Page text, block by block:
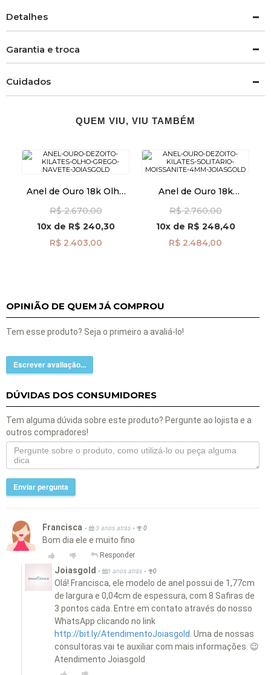
Detalhes
Garantia e troca
Cuidados
QUEM VIU, VIU TAMBÉM
Anel de Ouro 18k Olho
R$ 2.670,00
10xde R$ 240,30
R$ 2.403,00
Anel de Ouro 18k
4mm an42010
R$ 2.760,00
10xde R$ 248,40
R$ 2.484,00
OPINIÃO DE QUEM JÁ COMPROU
Tem esse produto? Seja o primeiro a avaliá-lo!
Escrever avaliação...
DÚVIDAS DOS CONSUMIDORES
Tem alguma dúvida sobre este produto? Pergunte ao lojista e a
outros compradores!
Enviar pergunta
Francisca • 3 anos atrás • 0
Bom dia ele e muito fino
Responder
Joiasgold • 3 anos atrás • 0
Olá! Francisca, ele modelo de anel possui de 1,77cm
de largura e 0,04cm de espessura, com 8 Safiras de
3 pontos cada. Entre em contato através do nosso
WhatsApp clicando no link
http://bit.ly/AtendimentoJoiasgold. Uma de nossas
consultoras vai te auxiliar com mais informações. 😉
Atendimento Joiasgold